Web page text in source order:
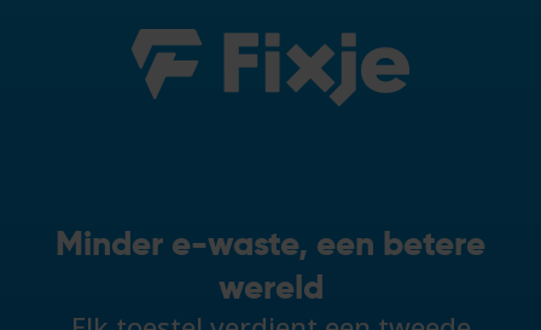
Minder e-waste, een betere
wereld